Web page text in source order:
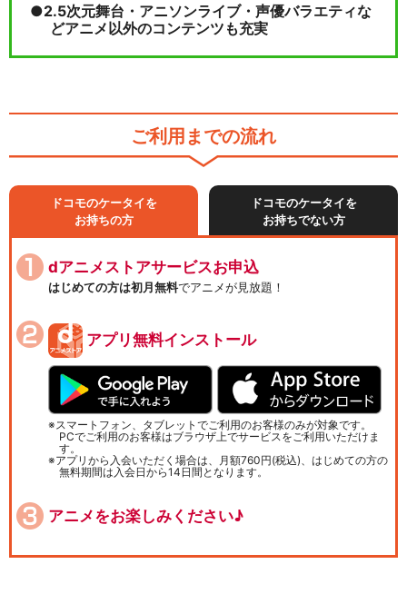
2.5次元舞台・アニソンライブ・声優バラエティな
どアニメ以外のコンテンツも充実
ご利用までの流れ
ドコモのケータイを
お持ちの方
ドコモのケータイを
お持ちでない方
dアニメストアサービスお申込
はじめての方は初月無料でアニメが見放題！
アプリ無料インストール
スマートフォン、タブレットでご利用のお客様のみが対象です。
PCでご利用のお客様はブラウザ上でサービスをご利用いただけま
す。
アプリから入会いただく場合は、月額760円(税込)、はじめての方の
無料期間は入会日から14日間となります。
アニメをお楽しみください♪